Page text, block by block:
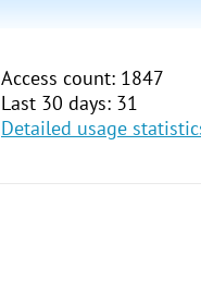
Access count: 1847
Last 30 days: 31
Detailed usage